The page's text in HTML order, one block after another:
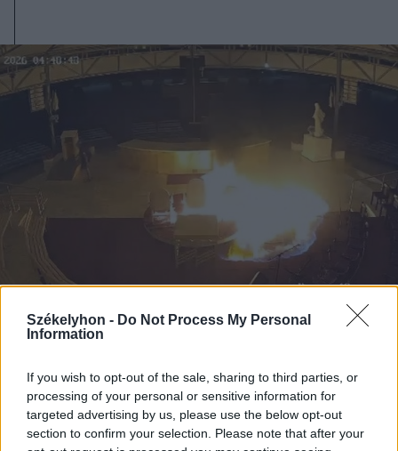
Székelyhon - Do Not Process My Personal
Information
If you wish to opt-out of the sale, sharing to third parties, or
processing of your personal or sensitive information for
targeted advertising by us, please use the below opt-out
section to confirm your selection. Please note that after your
2026. július 28., kedd
Szentségtörő üzenetek és
vandalizmus a medjugorjei Mária-
szobornál – térfigyelő rögzítette a
gyújtogatást